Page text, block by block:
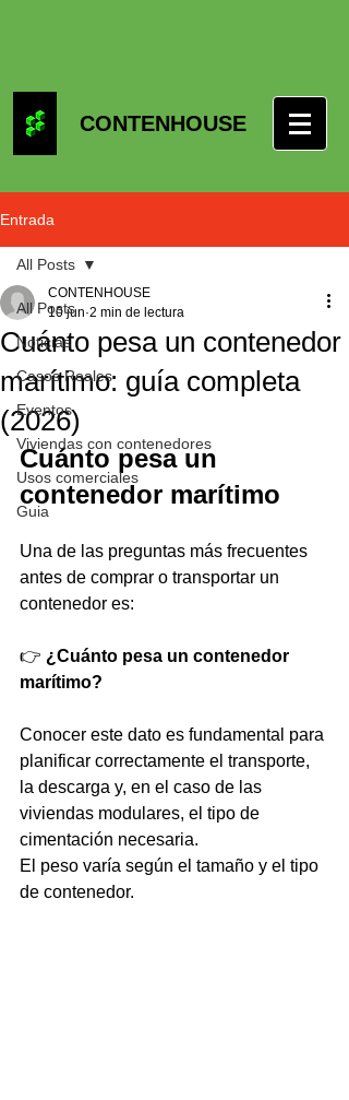
CONTENHOUSE
Entrada
All Posts
Noticias
Casos Reales
Eventos
Viviendas con contenedores
Usos comerciales
Guia
All Posts
Cuánto pesa un contenedor
marítimo: guía completa
(2026)
CONTENHOUSE
10 jun 2 min de lectura
Cuánto pesa un
contenedor marítimo
Una de las preguntas más frecuentes
antes de comprar o transportar un
contenedor es:
👉 ¿Cuánto pesa un contenedor
marítimo?
Conocer este dato es fundamental para
planificar correctamente el transporte,
la descarga y, en el caso de las
viviendas modulares, el tipo de
cimentación necesaria.
El peso varía según el tamaño y el tipo
de contenedor.